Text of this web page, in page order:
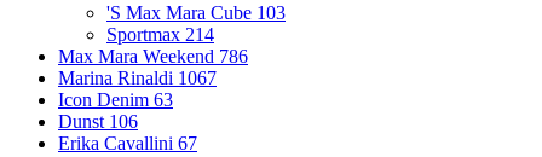
'S Max Mara Cube 103
Sportmax 214
Max Mara Weekend 786
Marina Rinaldi 1067
Icon Denim 63
Dunst 106
Erika Cavallini 67